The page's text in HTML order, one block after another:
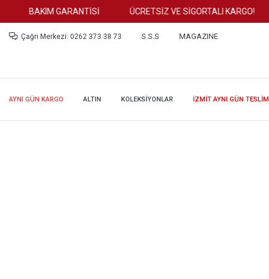
BAKIM GARANTİSİ ÜCRETSİZ VE SİGORTALI KARGO!
Çağrı Merkezi: 0262 373 38 73 S.S.S MAGAZINE
AYNI GÜN KARGO ALTIN KOLEKSİYONLAR İZMİT AYNI GÜN TESLİM